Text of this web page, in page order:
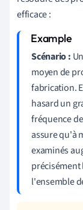
efficace :
Scénario :
moyen de
fabrication.
hasard un
fréquence
assure qu'à
examinés
précisément
l'ensemble